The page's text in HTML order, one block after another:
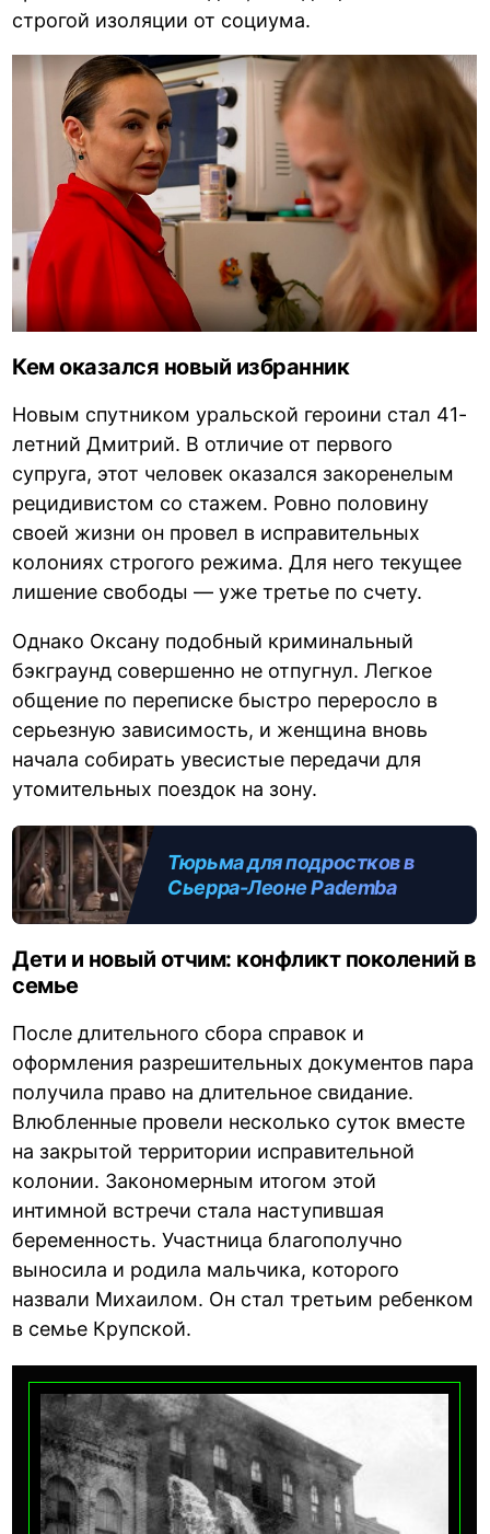
строгой изоляции от социума.
Кем оказался новый избранник
Новым спутником уральской героини стал 41-
летний Дмитрий. В отличие от первого
супруга, этот человек оказался закоренелым
рецидивистом со стажем. Ровно половину
своей жизни он провел в исправительных
колониях строгого режима. Для него текущее
лишение свободы — уже третье по счету.
Однако Оксану подобный криминальный
бэкграунд совершенно не отпугнул. Легкое
общение по переписке быстро переросло в
серьезную зависимость, и женщина вновь
начала собирать увесистые передачи для
утомительных поездок на зону.
Тюрьма для подростков в
Сьерра-Леоне Pademba
Дети и новый отчим: конфликт поколений в
семье
После длительного сбора справок и
оформления разрешительных документов пара
получила право на длительное свидание.
Влюбленные провели несколько суток вместе
на закрытой территории исправительной
колонии. Закономерным итогом этой
интимной встречи стала наступившая
беременность. Участница благополучно
выносила и родила мальчика, которого
назвали Михаилом. Он стал третьим ребенком
в семье Крупской.